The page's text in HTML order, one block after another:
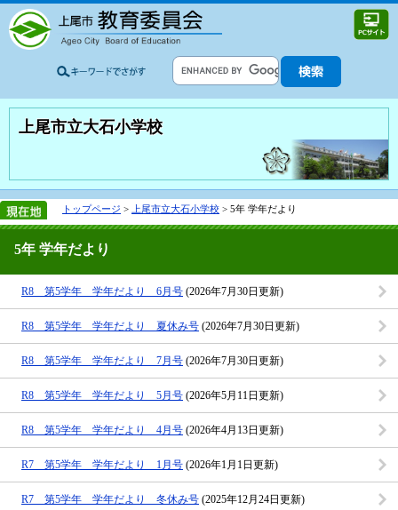
上尾市立大石小学校
トップページ > 上尾市立大石小学校 > 5年 学年だより
5年 学年だより
R8 第5学年 学年だより 6月号 (2026年7月30日更新)
R8 第5学年 学年だより 夏休み号 (2026年7月30日更新)
R8 第5学年 学年だより 7月号 (2026年7月30日更新)
R8 第5学年 学年だより 5月号 (2026年5月11日更新)
R8 第5学年 学年だより 4月号 (2026年4月13日更新)
R7 第5学年 学年だより 1月号 (2026年1月1日更新)
R7 第5学年 学年だより 冬休み号 (2025年12月24日更新)